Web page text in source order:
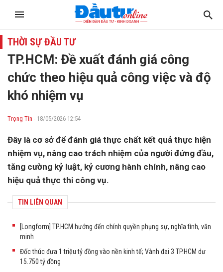
THỜI SỰ ĐẦU TƯ
TP.HCM: Đề xuất đánh giá công
chức theo hiệu quả công việc và độ
khó nhiệm vụ
Trọng Tín - 18/05/2026 12:54
Đây là cơ sở để đánh giá thực chất kết quả thực hiện
nhiệm vụ, nâng cao trách nhiệm của người đứng đầu,
tăng cường kỷ luật, kỷ cương hành chính, nâng cao
hiệu quả thực thi công vụ.
TIN LIÊN QUAN
[Longform] TP.HCM hướng đến chính quyền phụng sự, nghĩa tình, văn
minh
Đốc thúc đưa 1 triệu tỷ đồng vào nền kinh tế; Vành đai 3 TP.HCM dư
15.750 tỷ đồng